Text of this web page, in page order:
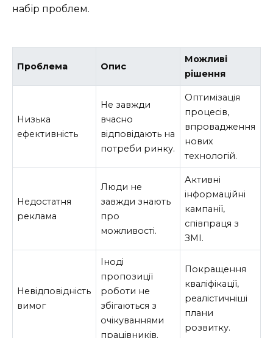
набір проблем.
Проблема Опис
Можливі
рішення
Низька
ефективність
Не завжди
вчасно
відповідають на
потреби ринку.
Оптимізація
процесів,
впровадження
нових
технологій.
Недостатня
реклама
Люди не
завжди знають
про
можливості.
Активні
інформаційні
кампанії,
співпраця з
ЗМІ.
Невідповідність
вимог
Іноді
пропозиції
роботи не
збігаються з
очікуваннями
працівників.
Покращення
кваліфікації,
реалістичніші
плани
розвитку.